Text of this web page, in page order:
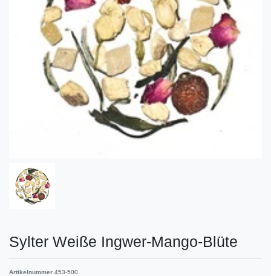
Sylter Weiße Ingwer-Mango-Blüte
Artikelnummer 453-500